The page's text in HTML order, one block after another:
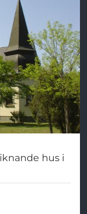
hus i